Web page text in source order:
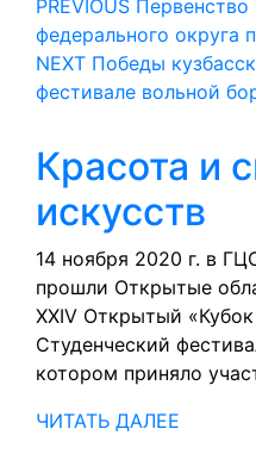
Навигация
по
записям
PREVIOUS
запись:
Первенство
федерального округа
NEXT Следующая
запись:
Победы
фестивале вольной
Красота и
искусств
и
14 ноября 2020 г. в
прошли Открытые
XXIV Открытый
Студенческий
котором приняло
ЧИТАТЬ ДАЛЕЕ